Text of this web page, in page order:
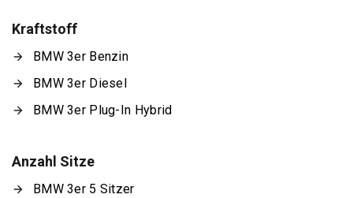
Kraftstoff
BMW 3er Benzin
BMW 3er Diesel
BMW 3er Plug-In Hybrid
Anzahl Sitze
BMW 3er 5 Sitzer